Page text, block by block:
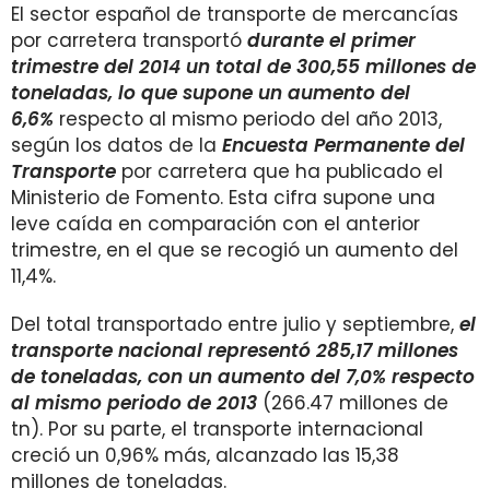
El sector español de transporte de mercancías
por carretera transportó durante el primer
trimestre del 2014 un total de 300,55 millones de
toneladas, lo que supone un aumento del
6,6% respecto al mismo periodo del año 2013,
según los datos de la Encuesta Permanente del
Transporte por carretera que ha publicado el
Ministerio de Fomento. Esta cifra supone una
leve caída en comparación con el anterior
trimestre, en el que se recogió un aumento del
11,4%.
Del total transportado entre julio y septiembre, el
transporte nacional representó 285,17 millones
de toneladas, con un aumento del 7,0% respecto
al mismo periodo de 2013 (266.47 millones de
tn). Por su parte, el transporte internacional
creció un 0,96% más, alcanzado las 15,38
millones de toneladas.